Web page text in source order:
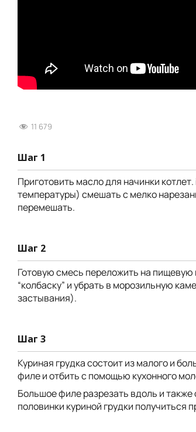
11 679
Шаг 1
Приготовить масло для начинки
температуры) смешать с мелко
перемешать.
Шаг 2
Готовую смесь переложить на
“колбаску” и убрать в морозильную
застывания).
Шаг 3
Куриная грудка состоит из малого и
филе и отбить с помощью кухонного
Большое филе разрезать вдоль и
половинки куриной грудки получиться